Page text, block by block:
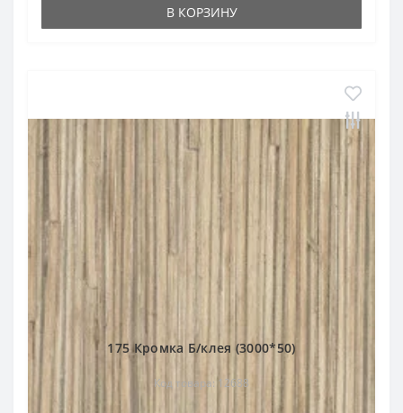
В КОРЗИНУ
175 Кромка Б/клея (3000*50)
Код товара: 12688